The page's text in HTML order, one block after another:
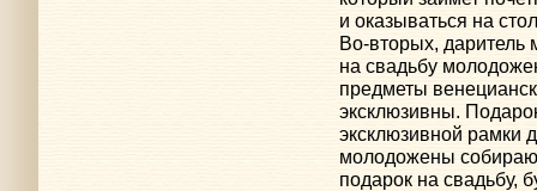
и оказываться на
Во-вторых, даритель
на свадьбу
предметы
эксклюзивны.
эксклюзивной рамки
молодожены
подарок на свадьбу,